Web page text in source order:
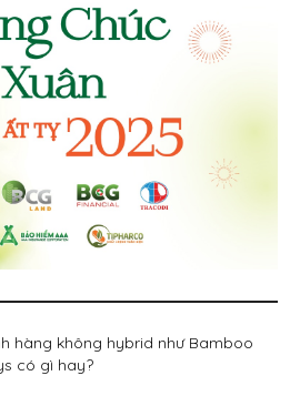
hàng không hybrid như Bamboo
có gì hay?